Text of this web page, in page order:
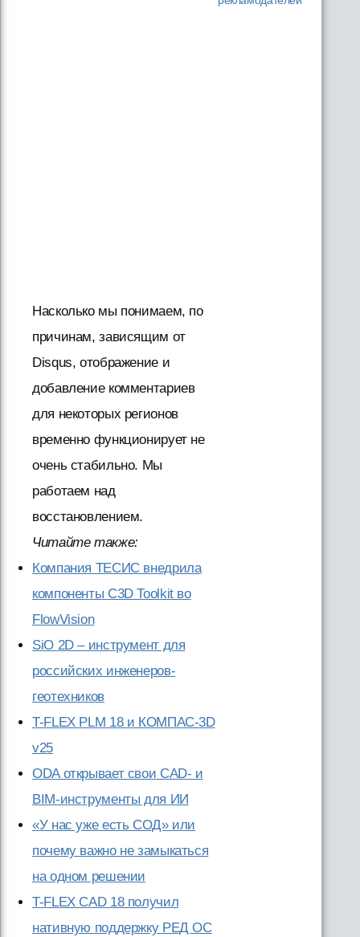
Насколько мы понимаем, по
причинам, зависящим от
Disqus, отображение и
добавление комментариев
для некоторых регионов
временно функционирует не
очень стабильно. Мы
работаем над
восстановлением.
Читайте также:
Компания ТЕСИС внедрила
компоненты C3D Toolkit во
FlowVision
SiO 2D – инструмент для
российских инженеров-
геотехников
T-FLEX PLM 18 и КОМПАС-3D
v25
ODA открывает свои CAD- и
BIM-инструменты для ИИ
«У нас уже есть СОД» или
почему важно не замыкаться
на одном решении
T-FLEX CAD 18 получил
нативную поддержку РЕД ОС